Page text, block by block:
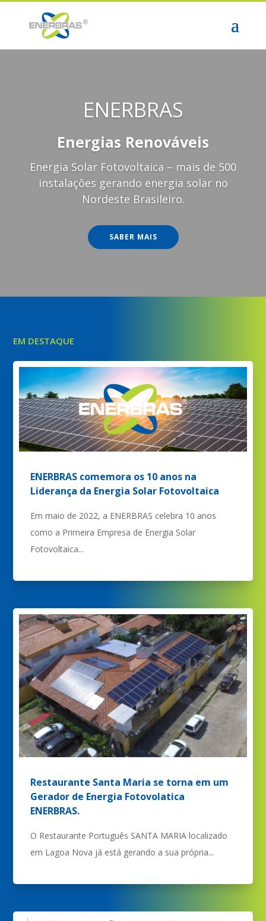
ENERBRAS
Energias Renováveis
Energia Solar Fotovoltaica – mais de 500
instalações gerando energia solar no
Nordeste Brasileiro.
SABER MAIS
EM DESTAQUE
ENERBRAS comemora os 10 anos na
Liderança da Energia Solar Fotovoltaica
Em maio de 2022, a ENERBRAS celebra 10 anos
como a Primeira Empresa de Energia Solar
Fotovoltaica...
Restaurante Santa Maria se torna em um
Gerador de Energia Fotovolatica
ENERBRAS.
O Restaurante Português SANTA MARIA localizado
em Lagoa Nova já está gerando a sua própria...